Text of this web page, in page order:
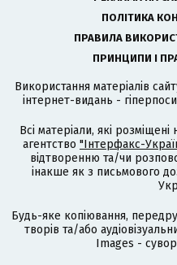
ПОЛІТИКА
ПРАВИЛА
ПРИНЦИПИ І
Використання матеріалів
інтернет-видань -
Всі матеріали, які
агентство "Інтерфакс-
відтворенню та/чи
інакше як з письмового
Будь-яке копіювання,
творів та/або
Images -